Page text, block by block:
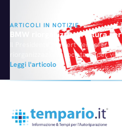
ARTICOLI IN NOTIZIE
BMW riorganizza struttura
Il Presidente Norbert Reithofer ha
riorganizzazione societaria per
segmento premium. Klaus Draeger
scambiati i ruoli diventando capi
Ricerca e Sviluppo. Ian Robertson
Leggi l'articolo